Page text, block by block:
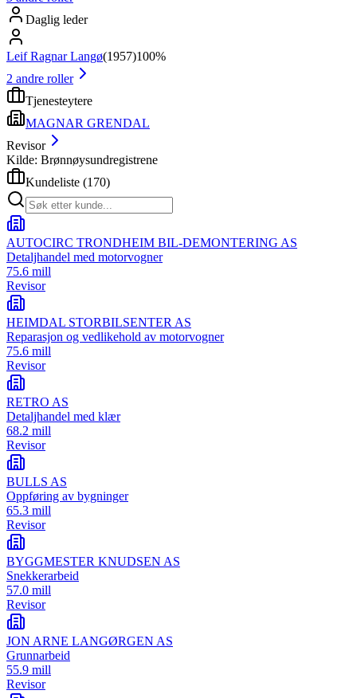
Daglig leder
Leif Ragnar Langø(1957)100%
2 andre roller
Tjenesteytere
MAGNAR GRENDAL
Revisor
Kilde: Brønnøysundregistrene
Kundeliste (170)
AUTOCIRC TRONDHEIM BIL-DEMONTERING AS
Detaljhandel med motorvogner
75.6 mill
Revisor
HEIMDAL STORBILSENTER AS
Reparasjon og vedlikehold av motorvogner
75.6 mill
Revisor
RETRO AS
Detaljhandel med klær
68.2 mill
Revisor
BULLS AS
Oppføring av bygninger
65.3 mill
Revisor
BYGGMESTER KNUDSEN AS
Snekkerarbeid
57.0 mill
Revisor
JON ARNE LANGØRGEN AS
Grunnarbeid
55.9 mill
Revisor